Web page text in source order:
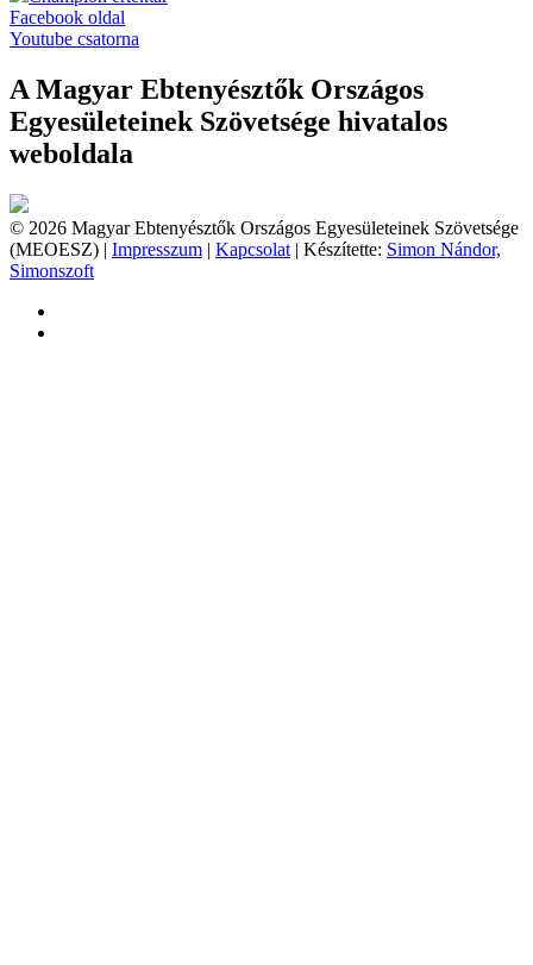
Facebook oldal
Youtube csatorna
A Magyar Ebtenyésztők Országos
Egyesületeinek Szövetsége hivatalos
weboldala
© 2026 Magyar Ebtenyésztők Országos Egyesületeinek Szövetsége
(MEOESZ) | Impresszum | Kapcsolat | Készítette: Simon Nándor,
Simonszoft